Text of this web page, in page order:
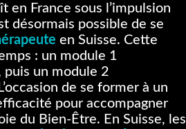
en France sous l’impulsion
désormais possible de se
en Suisse. Cette
: un module 1
puis un module 2
de se former à un
pour accompagner
du Bien-Être. En Suisse, les